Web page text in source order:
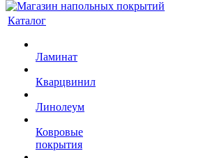
Каталог
Ламинат
Кварцвинил
Линолеум
Ковровые
покрытия